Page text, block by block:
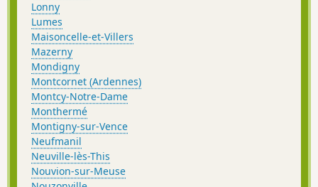
Lonny
Lumes
Maisoncelle-et-Villers
Mazerny
Mondigny
Montcornet (Ardennes)
Montcy-Notre-Dame
Monthermé
Montigny-sur-Vence
Neufmanil
Neuville-lès-This
Nouvion-sur-Meuse